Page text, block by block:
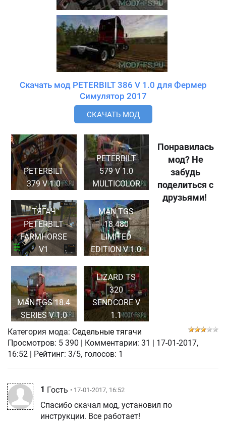
Скачать мод PETERBILT 386 V 1.0 для Фермер
Симулятор 2017
СКАЧАТЬ МОД
PETERBILT
379 V 1.0
PETERBILT
579 V 1.0
MULTICOLOR
ТЯГАЧ
PETERBILT
FARMHORSE
V1
MAN TGS
18.480
LIMITED
EDITION V 1.0
MAN TGS 18.4
SERIES V 1.0
LIZARD TS
320
SENDCORE V
1.1
Понравилась
мод? Не
забудь
поделиться с
друзьями!
Категория мода: Седельные тягачи
Просмотров: 5 390 Комментарии: 31
17-01-2017,
16:52
| Рейтинг: 3/5, голосов: 1
1 Гость • 17-01-2017, 16:52
Спасибо скачал мод, установил по
инструкции. Все работает!